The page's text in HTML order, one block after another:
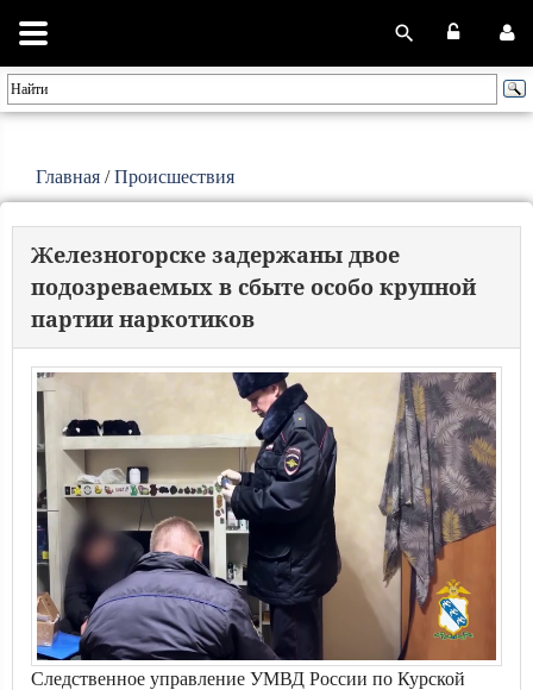
Главная /Происшествия
Железногорске задержаны двое
подозреваемых в сбыте особо крупной
партии наркотиков
Следственное управление УМВД России по Курской